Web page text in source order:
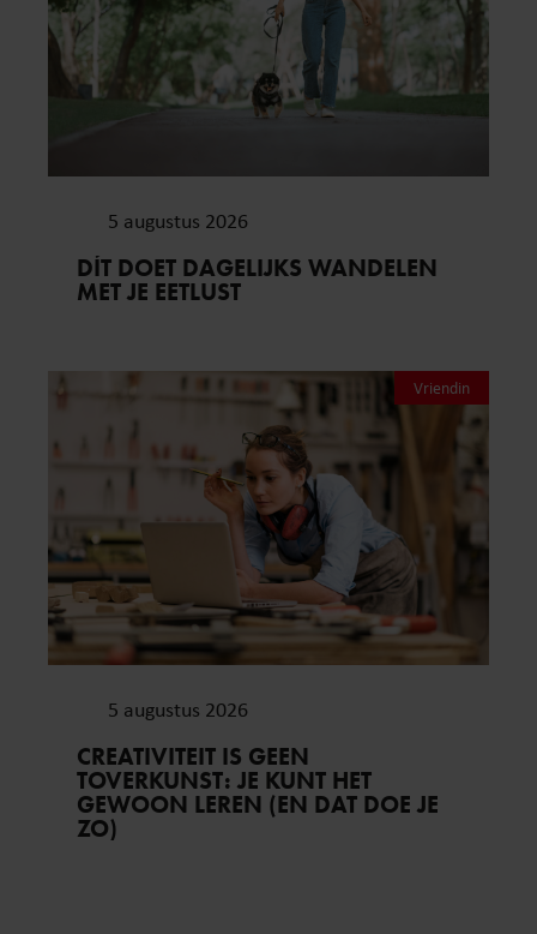
5 augustus 2026
DÍT DOET DAGELIJKS WANDELEN
MET JE EETLUST
Vriendin
5 augustus 2026
CREATIVITEIT IS GEEN
TOVERKUNST: JE KUNT HET
GEWOON LEREN (EN DAT DOE JE
ZO)